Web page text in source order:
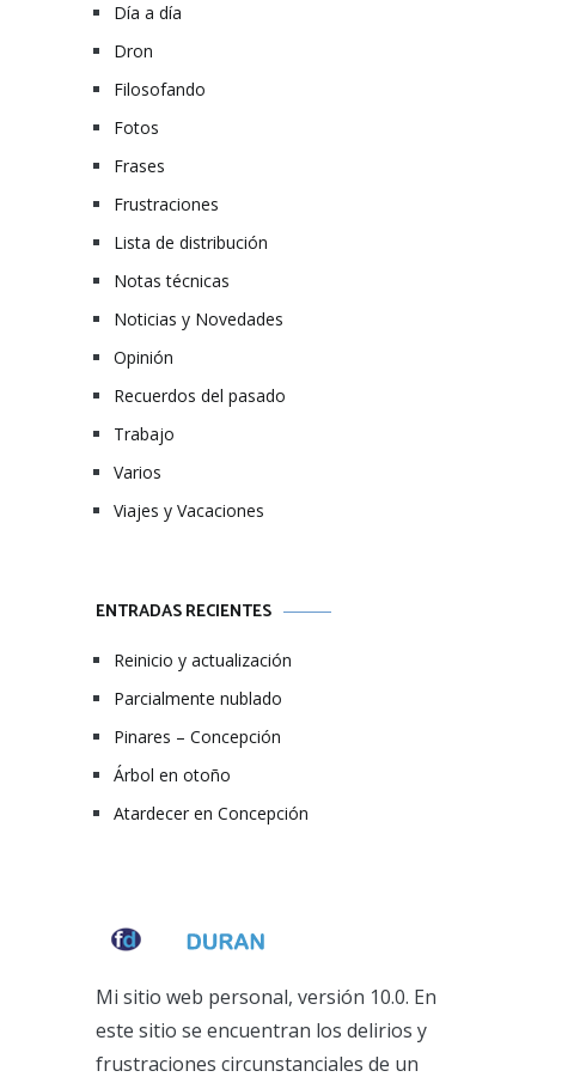
Día a día
Dron
Filosofando
Fotos
Frases
Frustraciones
Lista de distribución
Notas técnicas
Noticias y Novedades
Opinión
Recuerdos del pasado
Trabajo
Varios
Viajes y Vacaciones
ENTRADAS RECIENTES
Reinicio y actualización
Parcialmente nublado
Pinares – Concepción
Árbol en otoño
Atardecer en Concepción
Mi sitio web personal, versión 10.0. En
este sitio se encuentran los delirios y
frustraciones circunstanciales de un